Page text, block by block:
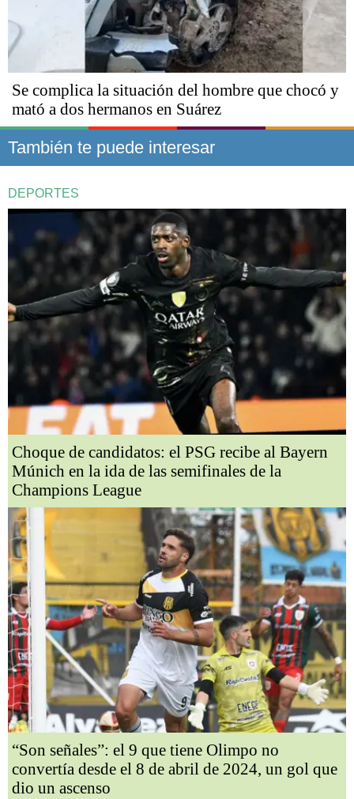
Se complica la situación del hombre que chocó y
mató a dos hermanos en Suárez
También te puede interesar
DEPORTES
Choque de candidatos: el PSG recibe al Bayern
Múnich en la ida de las semifinales de la
Champions League
“Son señales”: el 9 que tiene Olimpo no
convertía desde el 8 de abril de 2024, un gol que
dio un ascenso